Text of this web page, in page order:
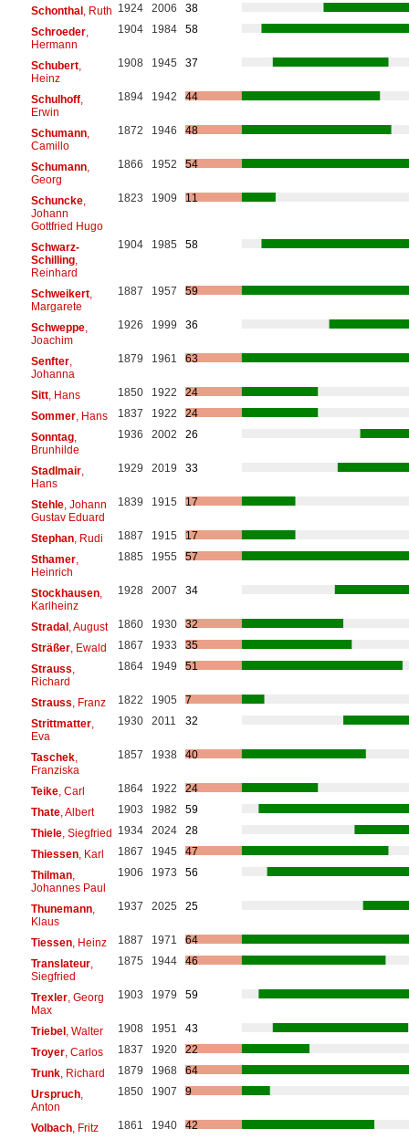
Schonthal, Ruth 1924 2006
38
Schroeder,
Hermann
1904 1984 58
Schubert,
Heinz
1908 1945 37
Schulhoff,
Erwin
1894 1942 44
Schumann,
Camillo
1872 1946 48
Schumann,
Georg
1866 1952 54
Schuncke,
Johann
Gottfried Hugo
1823 1909 11
Schwarz-
Schilling,
Reinhard
1904 1985 58
Schweikert,
Margarete
1887 1957 59
Schweppe,
Joachim
1926 1999 36
Senfter,
Johanna
1879 1961 63
Sitt, Hans 1850 1922
24
Sommer, Hans 1837 1922
24
Sonntag,
Brunhilde
1936 2002 26
Stadlmair,
Hans
1929 2019 33
Stehle, Johann
Gustav Eduard
1839 1915 17
Stephan, Rudi 1887 1915
17
Sthamer,
Heinrich
1885 1955 57
Stockhausen,
Karlheinz
1928 2007 34
Stradal, August 1860 1930
32
Sträßer, Ewald 1867 1933
35
Strauss
Richard
1864 1949 51
Strauss , Franz 1822 1905
7
Strittmatter,
Eva
1930 2011 32
Taschek,
Franziska
1857 1938 40
Teike, Carl 1864 1922
24
Thate, Albert 1903 1982
59
Thiele, Siegfried 1934 2024
28
Thiessen, Karl 1867 1945
47
Thilman,
Johannes Paul
1906 1973 56
Thunemann,
Klaus
1937 2025 25
Tiessen, Heinz 1887 1971
64
Translateur,
Siegfried
1875 1944 46
Trexler, Georg
Max
1903 1979 59
Triebel, Walter 1908 1951
43
Troyer, Carlos 1837 1920
22
Trunk, Richard 1879 1968
64
Urspruch,
Anton
1850 1907 9
Volbach, Fritz 1861 1940
42